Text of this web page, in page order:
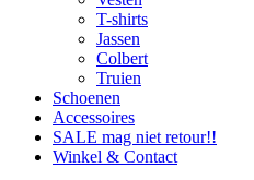
T-shirts
Jassen
Colbert
Truien
Schoenen
Accessoires
SALE mag niet retour!!
Winkel & Contact